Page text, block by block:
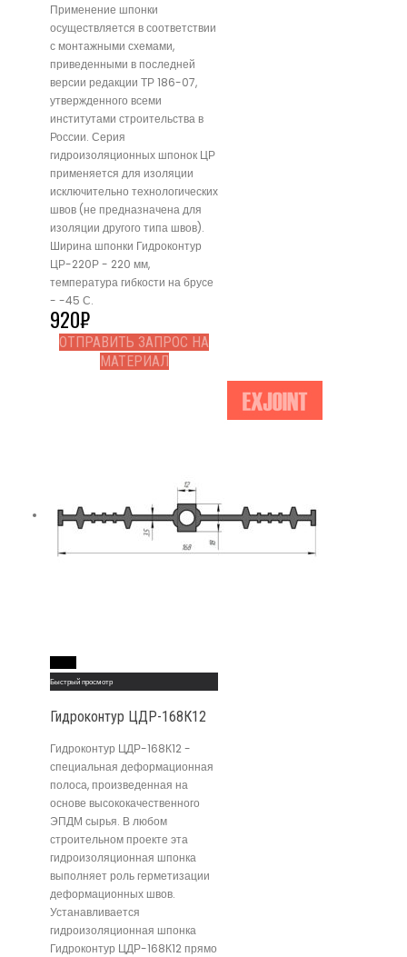
Применение шпонки
осуществляется в соответствии
с монтажными схемами,
приведенными в последней
версии редакции ТР 186-07,
утвержденного всеми
институтами строительства в
России. Серия
гидроизоляционных шпонок ЦР
применяется для изоляции
исключительно технологических
швов (не предназначена для
изоляции другого типа швов).
Ширина шпонки Гидроконтур
ЦР-220Р - 220 мм,
температура гибкости на брусе
- -45 С.
920₽
ОТПРАВИТЬ ЗАПРОС НА
МАТЕРИАЛ
Быстрый просмотр
Гидроконтур ЦДР-168К12
Гидроконтур ЦДР-168К12 -
специальная деформационная
полоса, произведенная на
основе высококачественного
ЭПДМ сырья. В любом
строительном проекте эта
гидроизоляционная шпонка
выполняет роль герметизации
деформационных швов.
Устанавливается
гидроизоляционная шпонка
Гидроконтур ЦДР-168К12 прямо